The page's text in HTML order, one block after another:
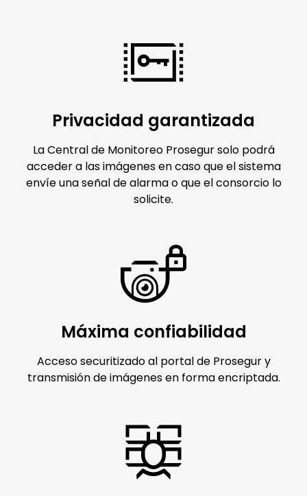
Privacidad garantizada
La Central de Monitoreo Prosegur solo podrá
acceder a las imágenes en caso que el sistema
envíe una señal de alarma o que el consorcio lo
solicite.
Máxima confiabilidad
Acceso securitizado al portal de Prosegur y
transmisión de imágenes en forma encriptada.